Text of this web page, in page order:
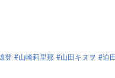
登 山崎莉里那 山田キヌヲ 迫